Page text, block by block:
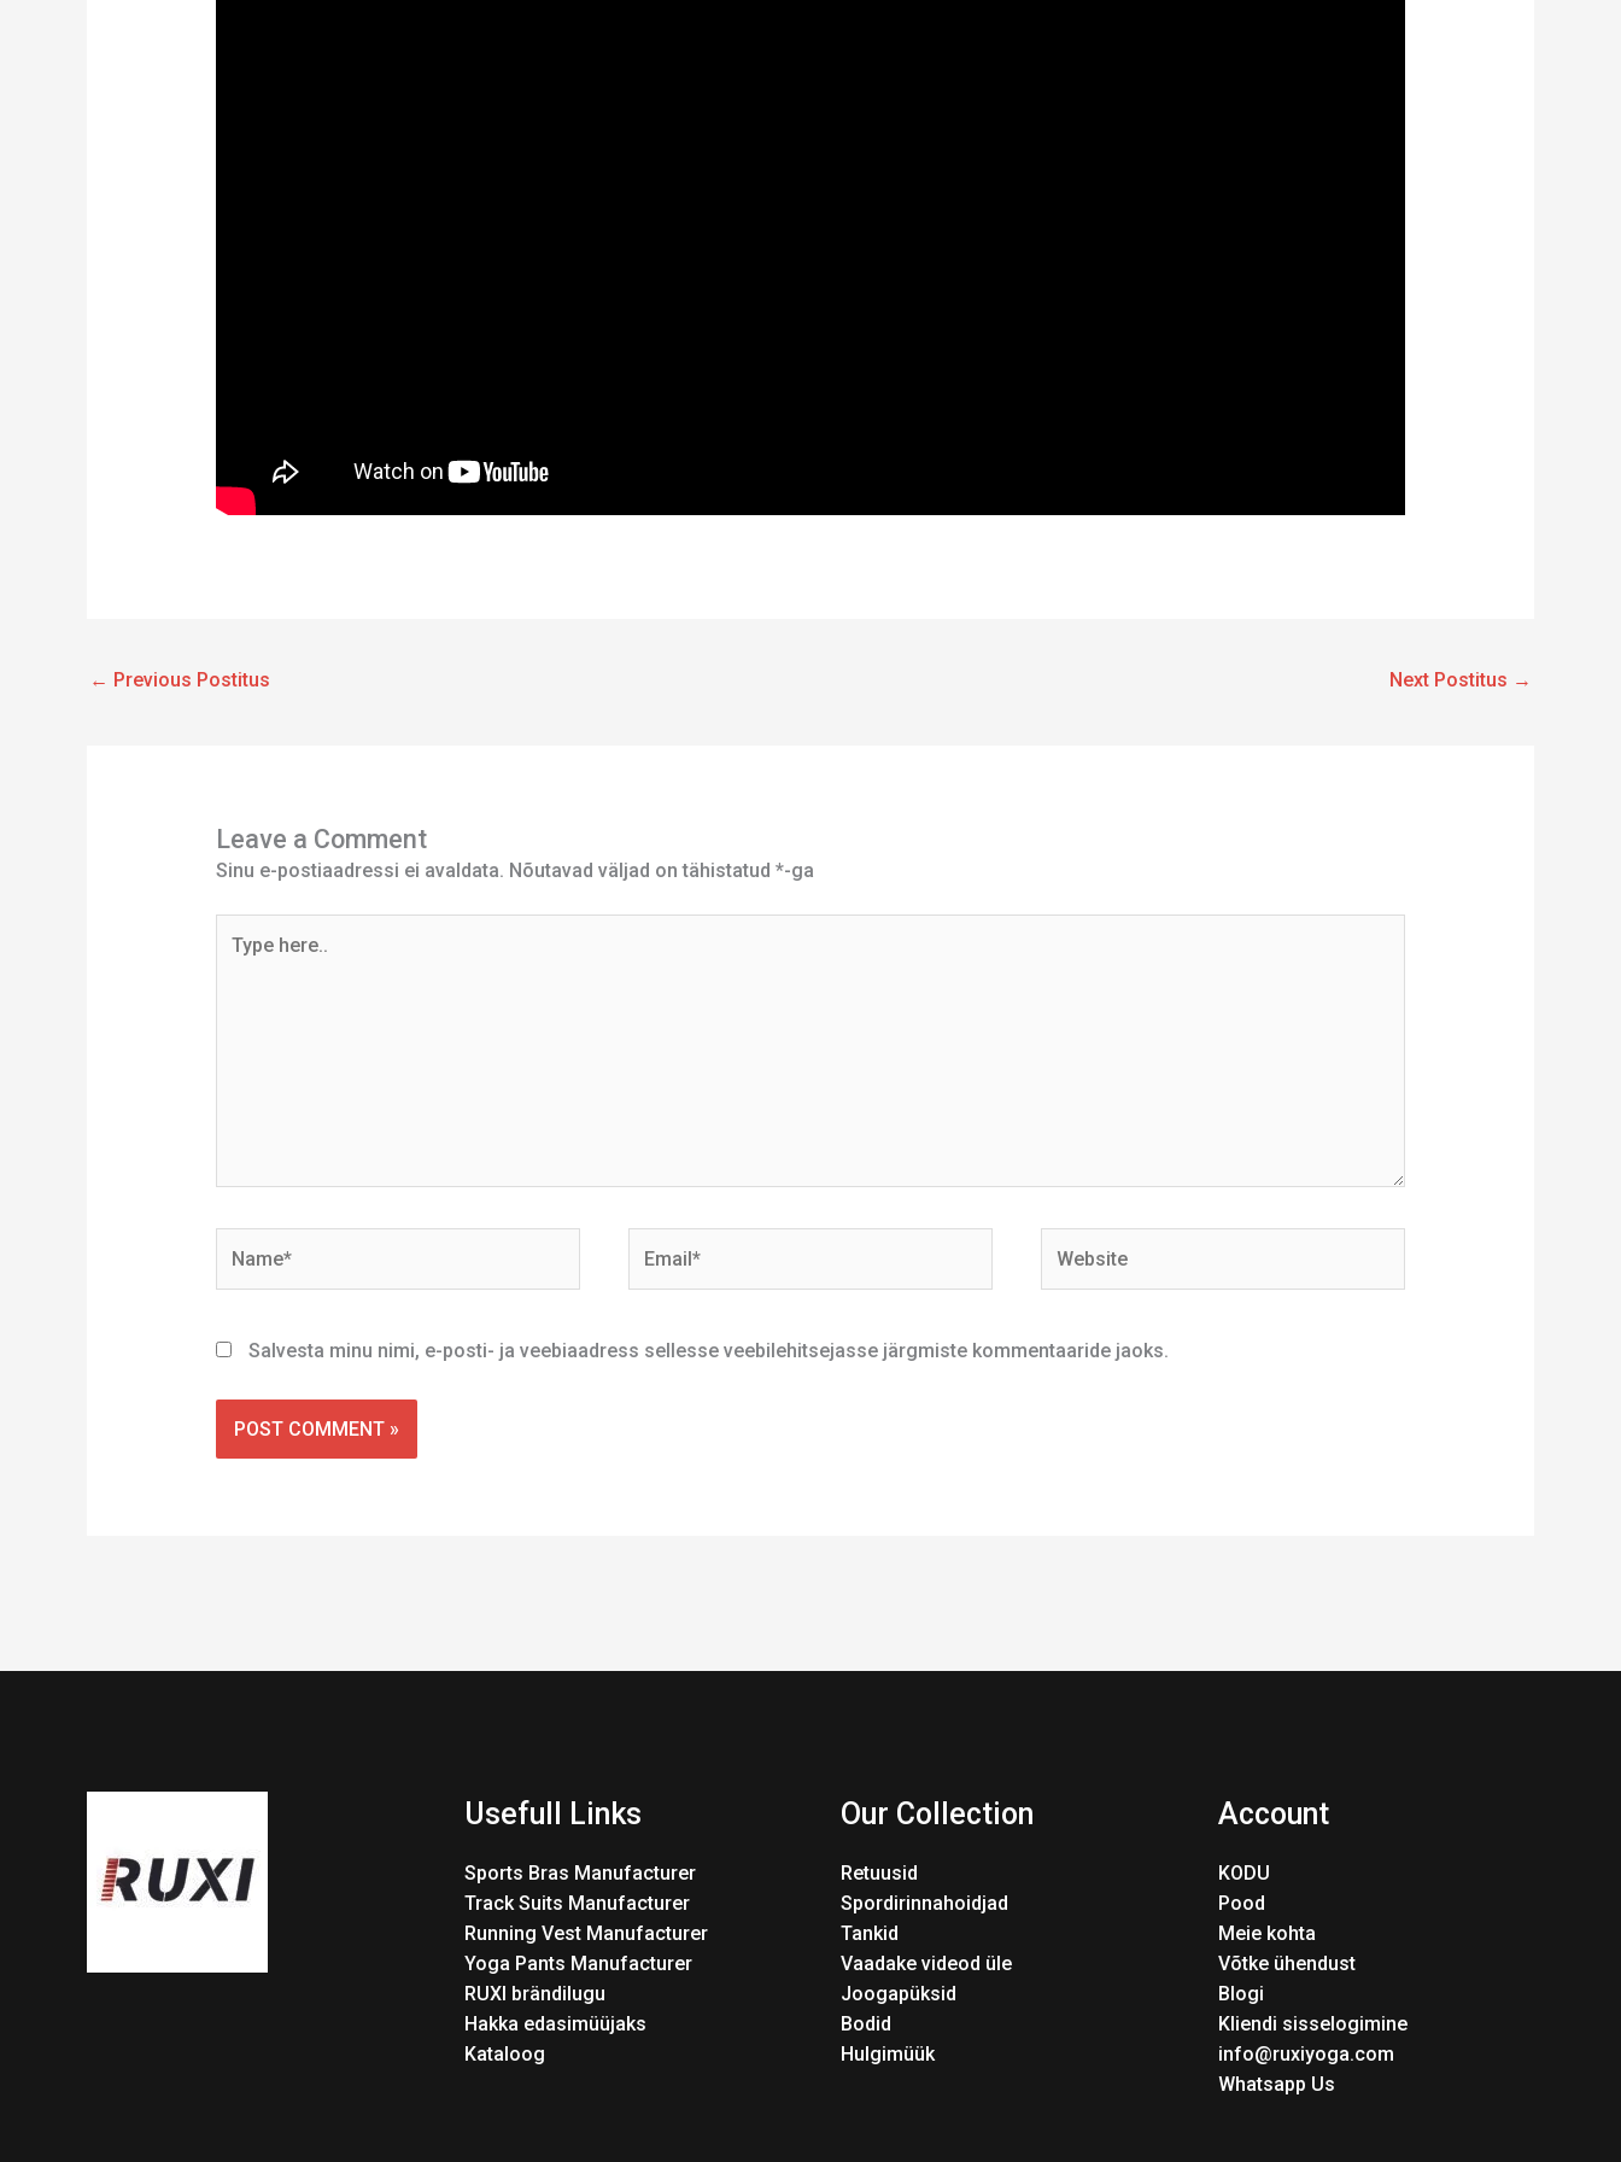
← Previous Postitus Next Postitus →
Leave a Comment
Sinu e-postiaadressi ei avaldata. Nõutavad väljad on tähistatud *-ga
here..
Salvesta minu nimi, e-posti- ja veebiaadress sellesse veebilehitsejasse järgmiste kommentaaride jaoks.
Usefull Links
Sports Bras Manufacturer
Track Suits Manufacturer
Running Vest Manufacturer
Yoga Pants Manufacturer
RUXI brändilugu
Hakka edasimüüjaks
Kataloog
Our Collection
Retuusid
Spordirinnahoidjad
Tankid
Vaadake videod üle
Joogapüksid
Bodid
Hulgimüük
Account
KODU
Pood
Meie kohta
Võtke ühendust
Blogi
Kliendi sisselogimine
info@ruxiyoga.com
Whatsapp Us